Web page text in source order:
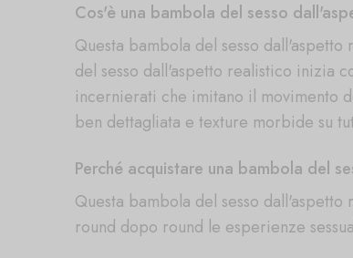
Cos'è una bambola del sesso
Questa bambola del sesso
del sesso dall'aspetto realistico inizia
incernierati che imitano il movimento
ben dettagliata e texture morbide su
Perché acquistare una bambola del
Questa bambola del sesso
round dopo round le esperienze